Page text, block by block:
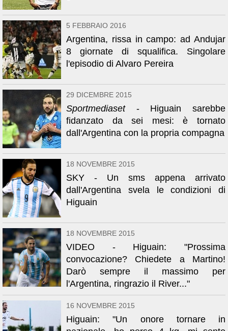
5 FEBBRAIO 2016
Argentina, rissa in campo: ad Andujar
8 giornate di squalifica. Singolare
l'episodio di Alvaro Pereira
29 DICEMBRE 2015
Sportmediaset- Higuain sarebbe
fidanzato da sei mesi: è tornato
dall'Argentina con la propria compagna
18 NOVEMBRE 2015
SKY - Un sms appena arrivato
dall'Argentina svela le condizioni di
Higuain
18 NOVEMBRE 2015
VIDEO - Higuain: "Prossima
convocazione? Chiedete a Martino!
Darò sempre il massimo per
l'Argentina, ringrazio il River..."
16 NOVEMBRE 2015
Higuain: "Un onore tornare in